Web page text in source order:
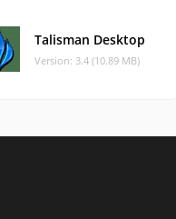
Talisman Desktop
Version: 3.4 (10.89 MB)